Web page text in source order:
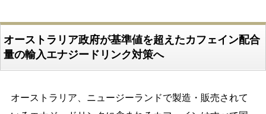
オーストラリア政府が基準値を超えたカフェイン配合
量の輸入エナジードリンク対策へ
オーストラリア、ニュージーランドで製造・販売されて